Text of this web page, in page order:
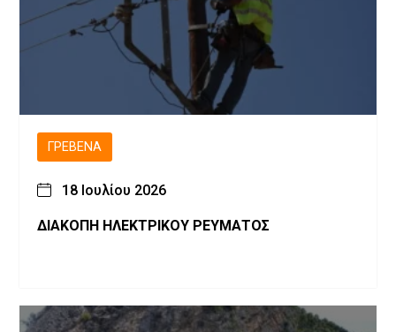
ΓΡΕΒΕΝΆ
18 Ιουλίου 2026
ΔΙΑΚΟΠΗ ΗΛΕΚΤΡΙΚΟΥ ΡΕΥΜΑΤΟΣ